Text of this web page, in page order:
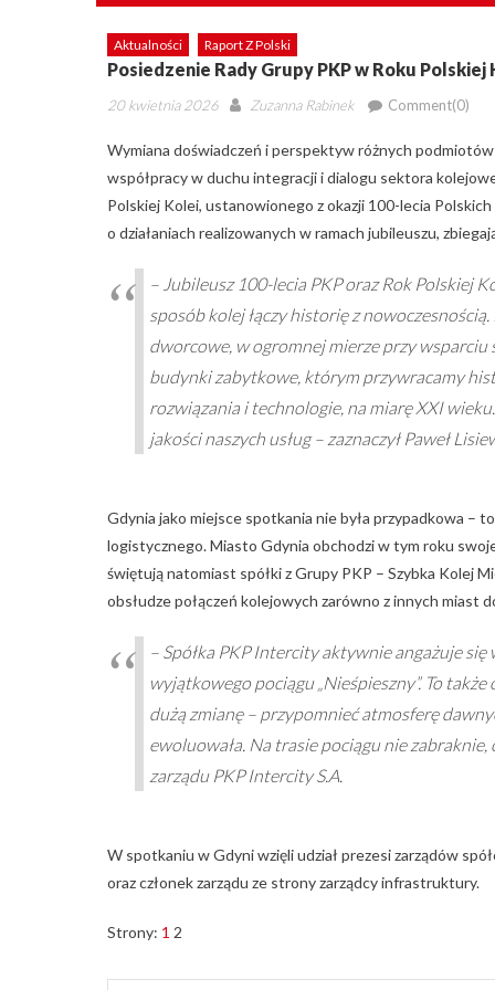
Aktualności Raport Z Polski
Posiedzenie Rady Grupy PKP w Roku Polskiej
Posted
20 kwietnia 2026 Author
Zuzanna Rabinek Comment(0)
Wymiana doświadczeń i perspektyw różnych
współpracy w duchu integracji i dialogu sektora
Polskiej Kolei, ustanowionego z okazji 100-lecia
o działaniach realizowanych w ramach jubileuszu,
– Jubileusz 100-lecia PKP oraz Rok Polskiej
sposób kolej łączy historię z
dworcowe, w ogromnej mierze przy
budynki zabytkowe, którym przywracamy
rozwiązania i technologie, na miarę XXI
jakości naszych usług– zaznaczył Paweł
Gdynia jako miejsce spotkania nie była przypadkowa –
logistycznego. Miasto Gdynia obchodzi w tym roku
świętują natomiast spółki z Grupy PKP – Szybka Kolej
obsłudze połączeń kolejowych zarówno z innych miast
– Spółka PKP Intercity aktywnie angażuje
wyjątkowego pociągu „Nieśpieszny”. To
dużą zmianę – przypomnieć atmosferę
ewoluowała. Na trasie pociągu nie
zarządu PKP Intercity S.A.
W spotkaniu w Gdyni wzięli udział prezesi zarządów
oraz członek zarządu ze strony zarządcy infrastruktury.
Strony: 1 2